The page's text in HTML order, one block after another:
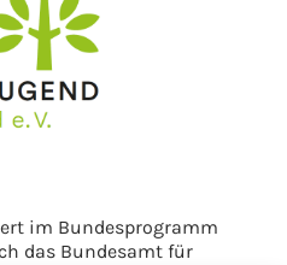
im Bundesprogramm
das Bundesamt für